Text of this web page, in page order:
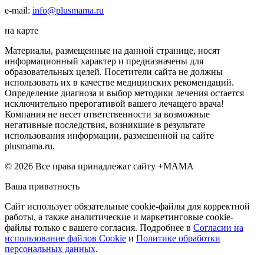
e-mail: info@plusmama.ru
на карте
Материалы, размещенные на данной странице, носят
информационный характер и предназначены для
образовательных целей. Посетители сайта не должны
использовать их в качестве медицинских рекомендаций.
Определение диагноза и выбор методики лечения остается
исключительно прерогативой вашего лечащего врача!
Компания не несет ответственности за возможные
негативные последствия, возникшие в результате
использования информации, размешенной на сайте
plusmama.ru.
© 2026 Все права принадлежат сайту +МАМА
Ваша приватность
Сайт использует обязательные cookie-файлы для корректной
работы, а также аналитические и маркетинговые cookie-
файлы только с вашего согласия. Подробнее в Согласии на
использование файлов Cookie и Политике обработки
персональных данных.